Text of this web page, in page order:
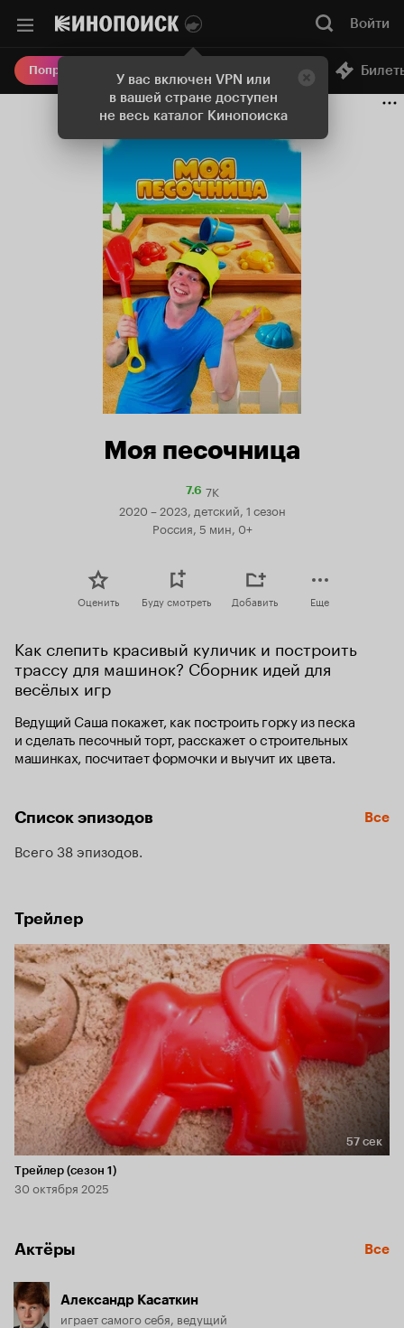
У вас включен VPN или
в вашей стране доступен
не весь каталог Кинопоиска
Войти
Попробовать Плюс Онлайн-кинотеатр
Моя песочница
7.6Рейтинг
Кинопоиска
7.6
7K
2020 – 2023, детский, 1 сезон
Россия, 5 мин, 0+
Оценить Буду смотреть Добавить Еще
Как слепить красивый куличик и построить
трассу для машинок? Сборник идей для
весёлых игр
Ведущий Саша покажет, как построить горку из песка
и сделать песочный торт, расскажет о строительных
машинках, посчитает формочки и выучит их цвета.
Список эпизодов Все
Всего 38 эпизодов
Трейлер
Длительность 57 сек
57 сек
Трейлер (сезон 1)
30 октября 2025
Актёры Все
Александр Касаткин
играет самого себя, ведущий